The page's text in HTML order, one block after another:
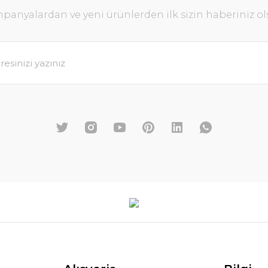
ve yeni ürünlerden ilk sizin haberiniz